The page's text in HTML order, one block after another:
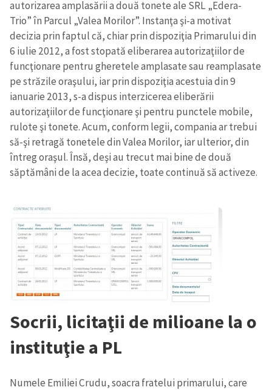
autorizarea amplasării a două tonete ale SRL „Edera-
Trio” în Parcul „Valea Morilor”. Instanţa şi-a motivat
decizia prin faptul că, chiar prin dispoziţia Primarului din
6 iulie 2012, a fost stopată eliberarea autorizaţiilor de
funcţionare pentru gheretele amplasate sau reamplasate
pe străzile oraşului, iar prin dispoziţia acestuia din 9
ianuarie 2013, s-a dispus interzicerea eliberării
autorizaţiilor de funcţionare şi pentru punctele mobile,
rulote şi tonete. Acum, conform legii, compania ar trebui
să-şi retragă tonetele din Valea Morilor, iar ulterior, din
întreg oraşul. Însă, deşi au trecut mai bine de două
săptămâni de la acea decizie, toate continuă să activeze.
Socrii, licitaţii de milioane la o
instituţie a PL
Numele Emiliei Crudu, soacra fratelui primarului, care